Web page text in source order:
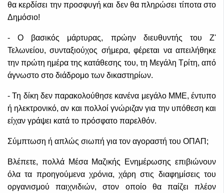
θα κερδίσει την προσφυγή και δεν θα πληρώσει τίποτα στο
Δημόσιο!
- Ο βασικός μάρτυρας, πρώην διευθυντής του Ζ'
Τελωνείου, συνταξιούχος σήμερα, φέρεται να απειλήθηκε
την πρώτη ημέρα της κατάθεσης του, τη Μεγάλη Τρίτη, από
άγνωστο στο διάδρομο των δικαστηρίων.
- Τη δίκη δεν παρακολούθησε κανένα μεγάλο ΜΜΕ, έντυπο
ή ηλεκτρονικό, αν και πολλοί γνώριζαν για την υπόθεση και
είχαν γράψει κατά το πρόσφατο παρελθόν.
Σύμπτωση ή απλώς σιωπή για τον αγοραστή του ΟΠΑΠ;
Βλέπετε, πολλά Μέσα Μαζικής Ενημέρωσης επιβιώνουν
όλα τα προηγούμενα χρόνια, χάρη στις διαφημίσεις του
οργανισμού παιχνιδιών, στον οποίο θα παίζει πλέον